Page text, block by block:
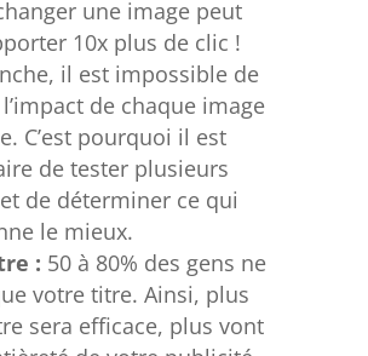
une image peut
10x plus de clic !
il est impossible de
de chaque image
C’est pourquoi il est
de tester plusieurs
de déterminer ce qui
le mieux.
: 50 à 80% des gens ne
votre titre. Ainsi, plus
sera efficace, plus vont